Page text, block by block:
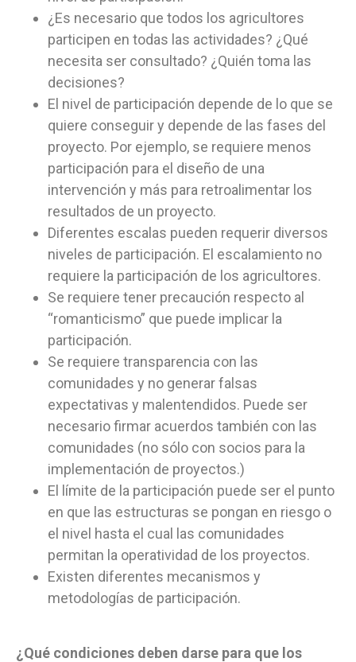
¿Es necesario que todos los agricultores
participen en todas las actividades? ¿Qué
necesita ser consultado? ¿Quién toma las
decisiones?
El nivel de participación depende de lo que se
quiere conseguir y depende de las fases del
proyecto. Por ejemplo, se requiere menos
participación para el diseño de una
intervención y más para retroalimentar los
resultados de un proyecto.
Diferentes escalas pueden requerir diversos
niveles de participación. El escalamiento no
requiere la participación de los agricultores.
Se requiere tener precaución respecto al
“romanticismo” que puede implicar la
participación.
Se requiere transparencia con las
comunidades y no generar falsas
expectativas y malentendidos. Puede ser
necesario firmar acuerdos también con las
comunidades (no sólo con socios para la
implementación de proyectos.)
El límite de la participación puede ser el punto
en que las estructuras se pongan en riesgo o
el nivel hasta el cual las comunidades
permitan la operatividad de los proyectos.
Existen diferentes mecanismos y
metodologías de participación.
¿Qué condiciones deben darse para que los